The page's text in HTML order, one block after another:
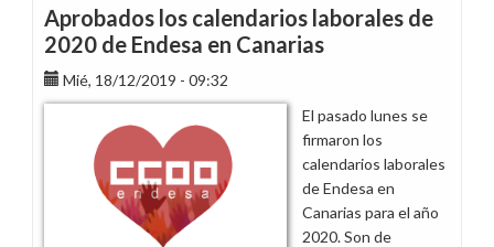
avanza
en
la
implantación
de
la
jornada
partida
a
pesar
Aprobados los calendarios laborales de
2020 de Endesa en Canarias
Mié, 18/12/2019 - 09:32
El pasado lunes se
firmaron los
calendarios laborales
de Endesa en
Canarias para el año
2020. Son de